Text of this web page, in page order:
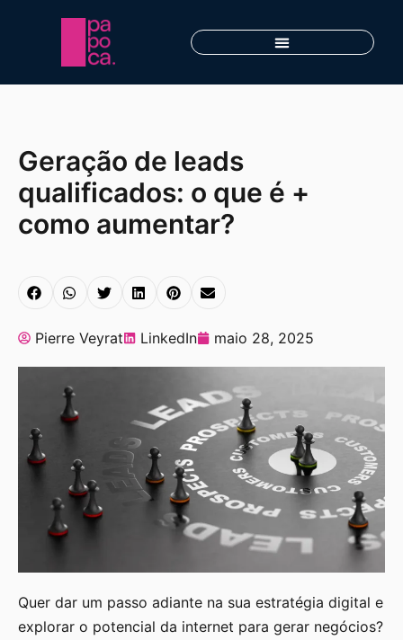
Geração de leads
qualificados: o que é +
como aumentar?
Pierre Veyrat LinkedIn maio 28, 2025
Quer dar um passo adiante na sua estratégia digital e
explorar o potencial da internet para gerar negócios?